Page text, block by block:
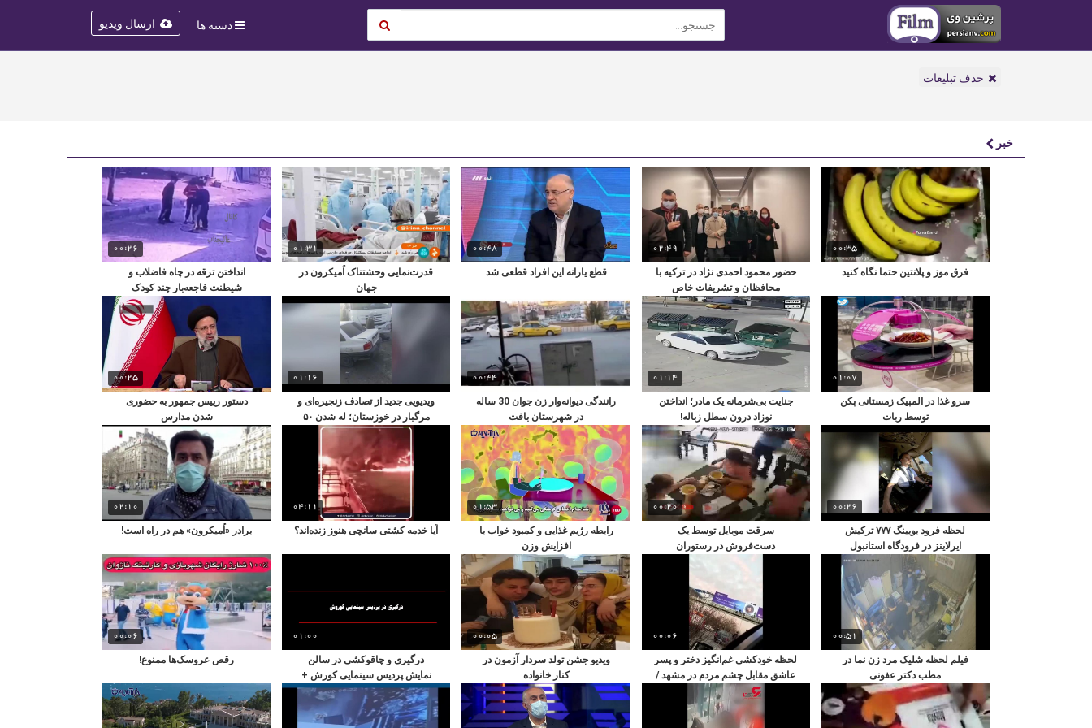
ارسال ویدیو دسته ها
حذف تبلیغات
خبر
00:35
فرق موز و پلانتین حتما نگاه کنید
02:49
حضور محمود احمدی نژاد در ترکیه با
محافظان و تشریفات خاص
00:48
قطع یارانه این افراد قطعی شد
01:31
قدرت‌نمایی وحشتناک اُمیکرون در
جهان
00:26
انداختن ترقه در چاه فاضلاب و
شیطنت فاجعه‌بار چند کودک
01:07
سرو غذا در المپیک زمستانی پکن
توسط ربات
01:14
جنایت بی‌شرمانه یک مادر؛ انداختن
نوزاد درون سطل زباله!
00:44
رانندگی دیوانه‌وار زن جوان 30 ساله
در شهرستان بافت
01:16
ویدیویی جدید از تصادف زنجیره‌ای و
مرگبار در خوزستان؛ له شدن ۵۰
خودرو
00:25
دستور رییس جمهور به حضوری
شدن مدارس
00:26
لحظه فرود بویینگ ۷۷۷ ترکیش
ایرلاینز در فرودگاه استانبول
00:20
سرقت موبایل توسط یک
دست‌فروش در رستوران
01:53
رابطه رژیم غذایی و کمبود خواب با
افزایش وزن
04:11
آیا خدمه کشتی سانچی هنوز زنده‌اند؟
02:10
برادر «اُمیکرون» هم در راه است!
00:51
فیلم لحظه شلیک مرد زن نما در
مطب دکتر عفونی
00:06
لحظه خودکشی غم‌انگیز دختر و پسر
عاشق مقابل چشم مردم در مشهد /
۱۸+
00:05
ویدیو جشن تولد سردار آزمون در
کنار خانواده
01:00
درگیری و چاقوکشی در سالن
نمایش پردیس سینمایی کورش +
ویدیو
00:06
رقص عروسک‌ها ممنوع!